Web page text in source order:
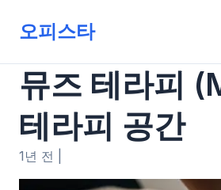
오피스타
뮤즈 테라피
테라피 공간
1년 전